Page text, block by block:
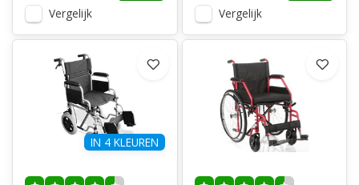
Vergelijk Vergelijk
IN 4 KLEUREN